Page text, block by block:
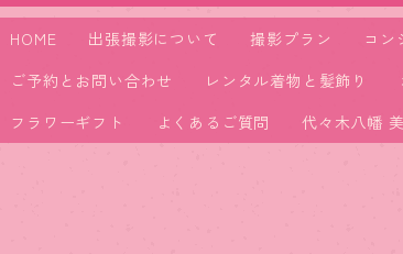
HOME 出張撮影について 撮影プラン コン
ご予約とお問い合わせ
レンタル着物と髪飾り
フラワーギフト
よくあるご質問 代々木八幡